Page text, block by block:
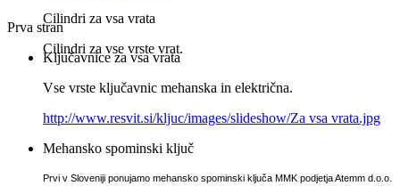
Cilindri za vsa vrata
Cilindri za vse vrste vrat.
Prva stran
Ključavnice za vsa vrata
Vse vrste ključavnic mehanska in električna.
http://www.resvit.si/kljuc/images/slideshow/Za vsa vrata.jpg
Mehansko spominski ključ
Prvi v Sloveniji ponujamo mehansko spominski ključa MMK podjetja Atemm d.o.o.